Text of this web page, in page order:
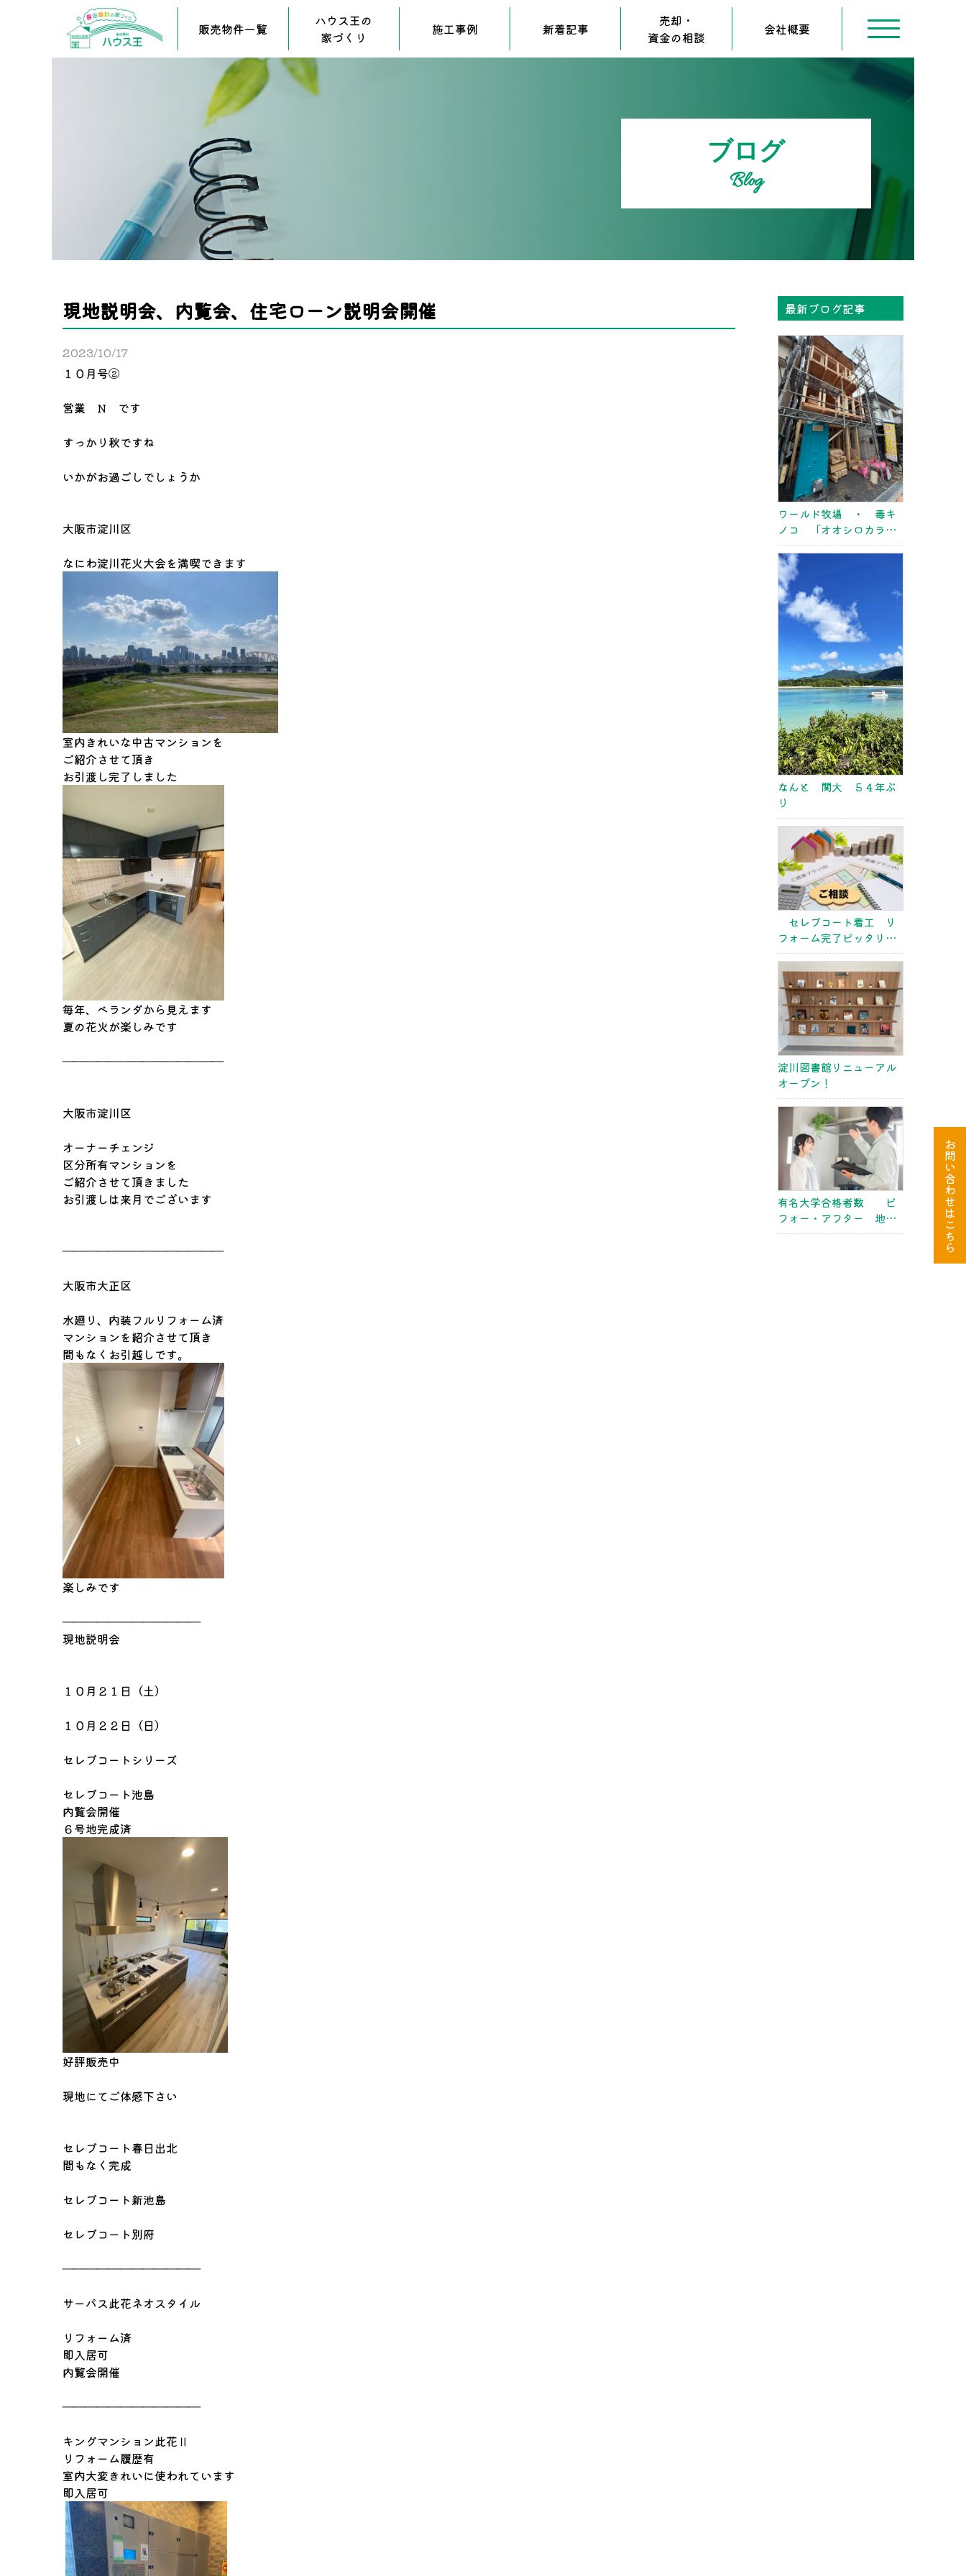
販売物件一覧
ハウス王の
家づくり
施工事例 新着記事
売却・
資金の相談
会社概要
ブログ
Blog
現地説明会、内覧会、住宅ローン説明会開催
2023/10/17
１０月号②
営業 N です
すっかり秋ですね
いかがお過ごしでしょうか
大阪市淀川区
なにわ淀川花火大会を満喫できます
室内きれいな中古マンションを
ご紹介させて頂き
お引渡し完了しました
毎年、ベランダから見えます
夏の花火が楽しみです
――――――――――――――
大阪市淀川区
オーナーチェンジ
区分所有マンションを
ご紹介させて頂きました
お引渡しは来月でございます
――――――――――――――
大阪市大正区
水廻り、内装フルリフォーム済
マンションを紹介させて頂き
間もなくお引越しです。
楽しみです
――――――――――――
現地説明会
１０月２１日（土）
１０月２２日（日）
セレブコートシリーズ
セレブコート池島
内覧会開催
６号地完成済
好評販売中
現地にてご体感下さい
セレブコート春日出北
間もなく完成
セレブコート新池島
セレブコート別府
――――――――――――
サーパス此花ネオスタイル
リフォーム済
即入居可
内覧会開催
――――――――――――
キングマンション此花Ⅱ
リフォーム履歴有
室内大変きれいに使われています
即入居可
最新ブログ記事
ワールド牧場 ・ 毒キ
ノコ 「オオシロカラカ
サタケ」 ・ 豊中市二
葉町 上棟
なんと 関大 ５４年ぶ
り
セレブコート着工 リ
フォーム完了ピッタリサ
イズ 高校野球大阪大
会・近畿大会 関大
淀川図書館リニューアル
オープン！
有名大学合格者数 ビ
フォー・アフター 地方
大会
お
問
い
合
わ
せ
は
こ
ち
ら